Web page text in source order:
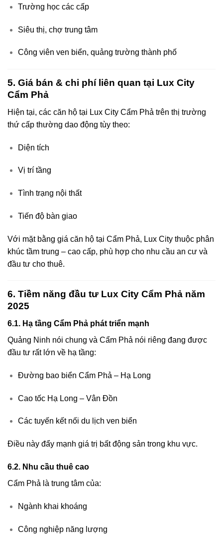
Trường học các cấp
Siêu thị, chợ trung tâm
Công viên ven biển, quảng trường thành phố
5. Giá bán & chi phí liên quan tại Lux City
Cẩm Phả
Hiện tại, các căn hộ tại Lux City Cẩm Phả trên thị trường
thứ cấp thường dao động tùy theo:
Diện tích
Vị trí tầng
Tình trạng nội thất
Tiến độ bàn giao
Với mặt bằng giá căn hộ tại Cẩm Phả, Lux City thuộc phân
khúc tầm trung – cao cấp, phù hợp cho nhu cầu an cư và
đầu tư cho thuê.
6. Tiềm năng đầu tư Lux City Cẩm Phả năm
2025
6.1. Hạ tầng Cẩm Phả phát triển mạnh
Quảng Ninh nói chung và Cẩm Phả nói riêng đang được
đầu tư rất lớn về hạ tầng:
Đường bao biển Cẩm Phả – Hạ Long
Cao tốc Hạ Long – Vân Đồn
Các tuyến kết nối du lịch ven biển
Điều này đẩy mạnh giá trị bất động sản trong khu vực.
6.2. Nhu cầu thuê cao
Cẩm Phả là trung tâm của:
Ngành khai khoáng
Công nghiệp năng lượng